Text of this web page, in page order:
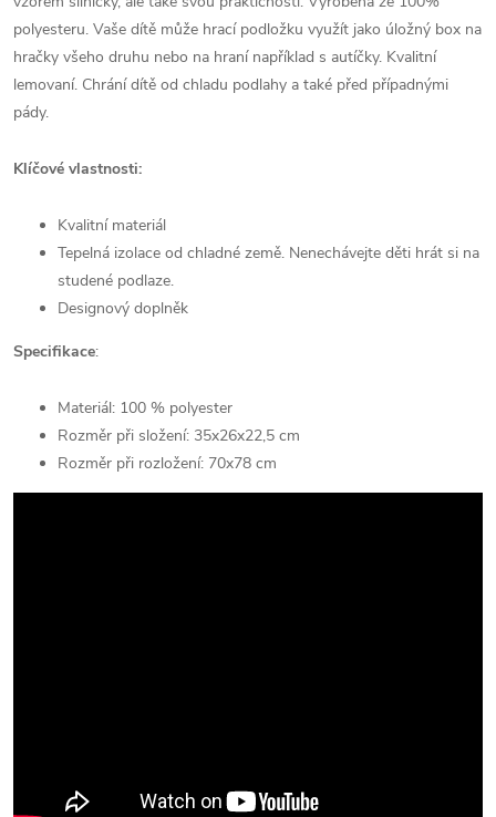
polyesteru. Vaše dítě může hrací podložku využít jako úložný box na
hračky všeho druhu nebo na hraní například s autíčky. Kvalitní
lemovaní. Chrání dítě od chladu podlahy a také před případnými
pády.
Klíčové vlastnosti:
Kvalitní materiál
Tepelná izolace od chladné země. Nenechávejte děti hrát si na
studené podlaze.
Designový doplněk
Specifikace:
Materiál: 100 % polyester
Rozměr při složení: 35x26x22,5 cm
Rozměr při rozložení: 70x78 cm